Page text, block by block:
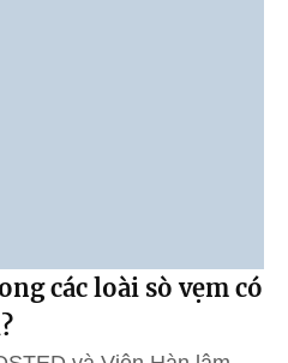
các loài sò vẹm có